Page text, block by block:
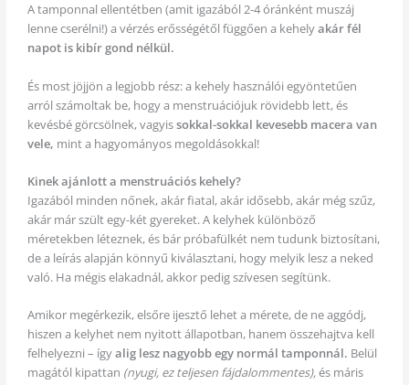
A tamponnal ellentétben (amit igazából 2-4 óránként muszáj
lenne cserélni!) a vérzés erősségétől függően a kehelyakár fél
napot is kibír gond nélkül.
És most jöjjön a legjobb rész: a kehely használói egyöntetűen
arról számoltak be, hogy a menstruációjuk rövidebb lett, és
kevésbé görcsölnek, vagyissokkal-sokkal kevesebb macera van
vele, mint a hagyományos megoldásokkal!
Kinek ajánlott a menstruációs kehely?
Igazából minden nőnek, akár fiatal, akár idősebb, akár még szűz,
akár már szült egy-két gyereket. A kelyhek különböző
méretekben léteznek, és bár próbafülkét nem tudunk biztosítani,
de a leírás alapján könnyű kiválasztani, hogy melyik lesz a neked
való. Ha mégis elakadnál, akkor pedig szívesen segítünk.
Amikor megérkezik, elsőre ijesztő lehet a mérete, de ne aggódj,
hiszen a kelyhet nem nyitott állapotban, hanem összehajtva kell
felhelyezni – ígyalig lesz nagyobb egy normál tamponnál. Belül
magától kipattan (nyugi, ez teljesen fájdalommentes),és máris